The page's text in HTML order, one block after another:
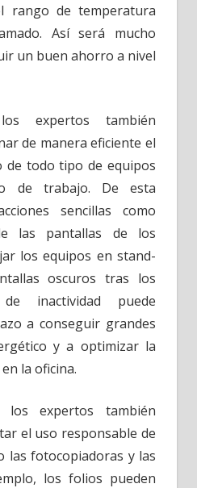
rango de temperatura
Así será mucho
un buen ahorro a nivel
expertos también
de manera eficiente el
de todo tipo de equipos
de trabajo. De esta
sencillas como
las pantallas de los
los equipos en stand-
oscuros tras los
inactividad puede
a conseguir grandes
y a optimizar la
la oficina.
los expertos también
el uso responsable de
las fotocopiadoras y las
los folios pueden